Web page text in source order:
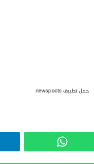
حمل تطبيق newspoots